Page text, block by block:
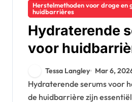
Herstelmethoden voor droge en
huidbarrières
Hydraterende
voor
ingrediënten,
toepassing
Tessa Langley Mar 6,
Hydraterende serums voor het herstellen van
de huidbarrière zijn